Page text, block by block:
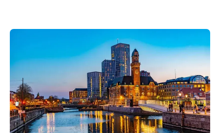
Manuellt Få hjälp
Välj tillvägagångssätt